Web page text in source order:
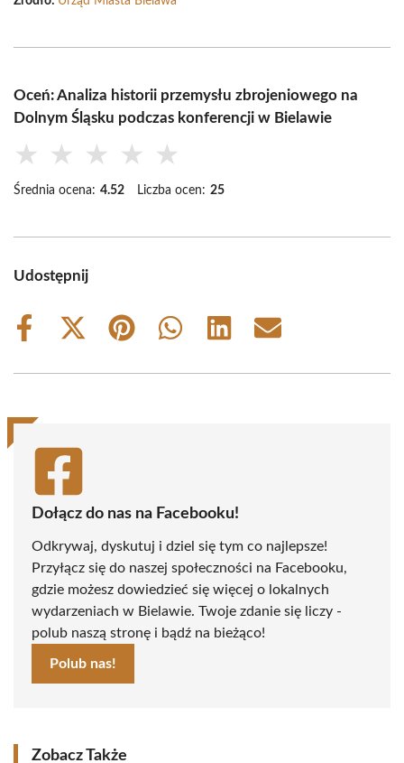
Oceń: Analiza historii przemysłu zbrojeniowego na
Dolnym Śląsku podczas konferencji w Bielawie
★ ★ ★ ★ ★
Średnia ocena: 4.52 Liczba ocen: 25
Udostępnij
Share
Share
(Twitter)
Share
Share
Share
Share
Dołącz do nas na Facebooku!
Odkrywaj, dyskutuj i dziel się tym co najlepsze!
Przyłącz się do naszej społeczności na Facebooku,
gdzie możesz dowiedzieć się więcej o lokalnych
wydarzeniach w Bielawie. Twoje zdanie się liczy -
polub naszą stronę i bądź na bieżąco!
Polub nas!
Zobacz Także